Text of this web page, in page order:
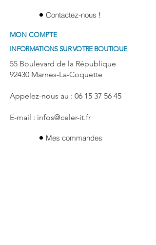
Contactez-nous !
MON COMPTE
INFORMATIONS SUR VOTRE BOUTIQUE
55 Boulevard de la République
92430 Marnes-La-Coquette
Appelez-nous au : 06 15 37 56 45
E-mail : infos@celer-it.fr
Mes commandes